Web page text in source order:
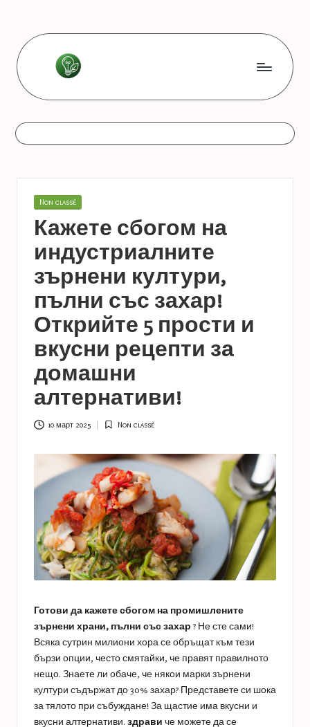
content
L
e
s
o
n
n
e
s
a
s
t
u
c
e
s
astuces
Posted
Non classé
Кажете сбогом на
индустриалните
зърнени култури,
пълни със захар!
Открийте 5 прости и
вкусни рецепти за
домашни
алтернативи!
10 март 2025
Posted
Non classé
Готови да кажете сбогом на промишлените
зърнени храни, пълни със захар ? Не сте сами!
Всяка сутрин милиони хора се обръщат към тези
бързи опции, често смятайки, че правят правилното
нещо. Знаете ли обаче, че някои марки зърнени
култури съдържат до 30% захар? Представете си шока
за тялото при събуждане! За щастие има вкусни и
вкусни алтернативи. здрави че можете да се